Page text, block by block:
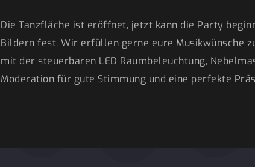
Die Tanzfläche ist eröffnet, jetzt kann die Party
Bildern fest. Wir erfüllen gerne eure Musikwünsche
mit der steuerbaren LED Raumbeleuchtung,
Moderation für gute Stimmung und eine perfekte